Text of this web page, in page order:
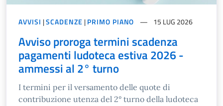
AVVISI |SCADENZE |PRIMO PIANO 15 LUG 2026
Avviso proroga termini scadenza
pagamenti ludoteca estiva 2026 -
ammessi al 2° turno
I termini per il versamento delle quote di
contribuzione utenza del 2° turno della ludoteca